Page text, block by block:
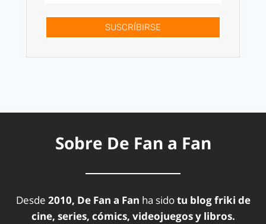
SUSCRÍBIRSE
Sobre De Fan a Fan
Desde 2010, De Fan a Fan ha sidotu blog friki de
cine, series, cómics, videojuegos y libros.